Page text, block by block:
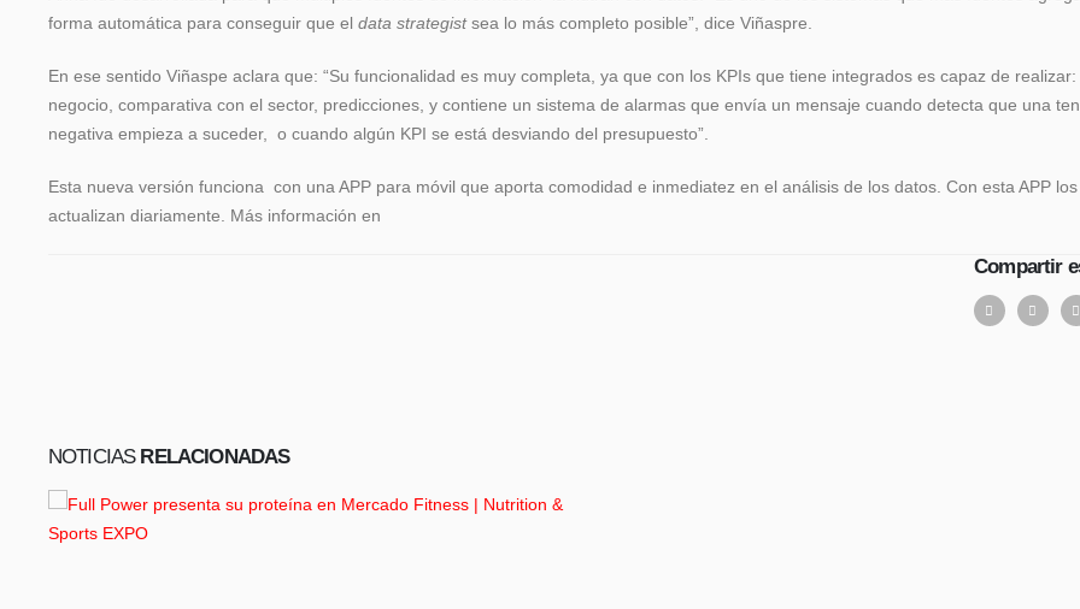
forma automática para conseguir que el data strategistsea lo más completo posible”, dice Viñaspre.
En ese sentido Viñaspe aclara que: “Su funcionalidad es muy completa, ya que con los KPIs que tiene integrados es capaz de
negocio, comparativa con el sector, predicciones, y contiene un sistema de alarmas que envía un mensaje cuando detecta que una
negativa empieza a suceder, o cuando algún KPI se está desviando del presupuesto”.
Esta nueva versión funciona con una APP para móvil que aporta comodidad e inmediatez en el análisis de los datos. Con esta APP
actualizan diariamente. Más información en
Compartir
NOTICIAS RELACIONADAS